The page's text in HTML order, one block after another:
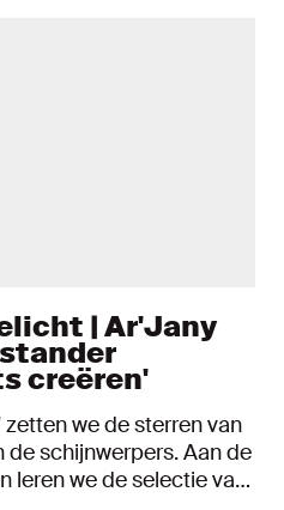
| Ar'Jany
creëren'
we de sterren van
schijnwerpers. Aan de
leren we de selectie van